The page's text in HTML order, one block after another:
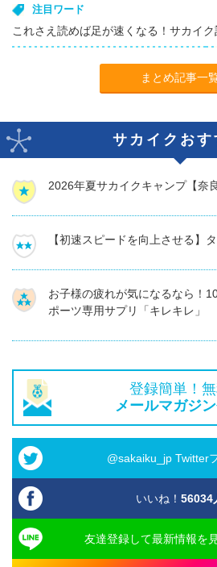
注目ワード
これさえ読めば足が速くなる！サカイ
まとめ記事一
サカイクおす
2026年夏サカイクキャンプ【奈
【初速スピードを向上させる】
お子様の疲れが気になるなら！
ポーツ専用サプリ「キレキレ」
登録簡単！
メールマガジ
@sakaiku_jp Twitter
いいね！ 56034
友達登録して最新情報を